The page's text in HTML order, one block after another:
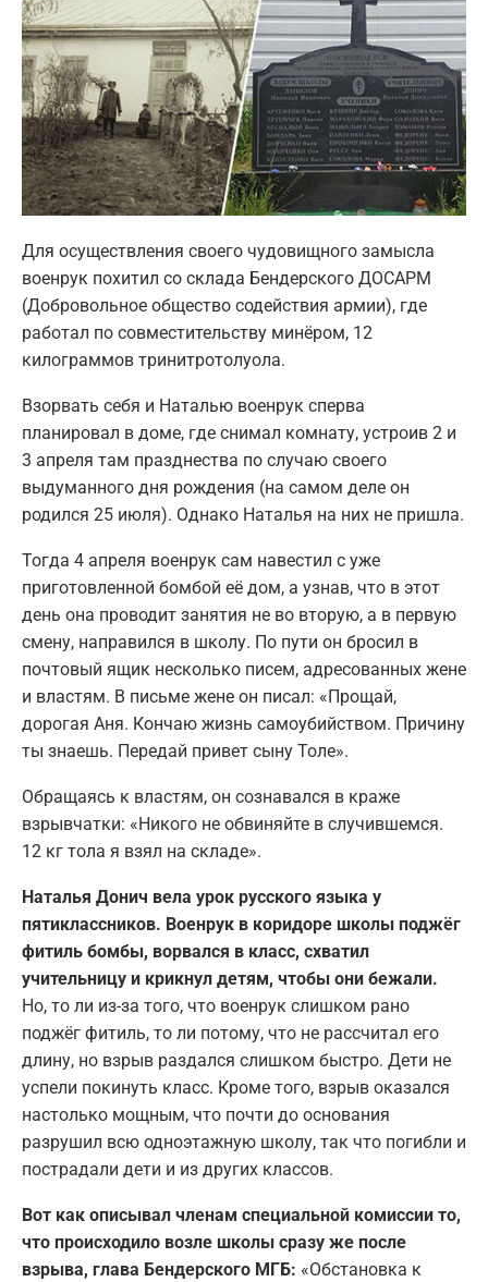
Для осуществления своего чудовищного замысла
военрук похитил со склада Бендерского ДОСАРМ
(Добровольное общество содействия армии), где
работал по совместительству минёром, 12
килограммов тринитротолуола.
Взорвать себя и Наталью военрук сперва
планировал в доме, где снимал комнату, устроив 2 и
3 апреля там празднества по случаю своего
выдуманного дня рождения (на самом деле он
родился 25 июля). Однако Наталья на них не пришла.
Тогда 4 апреля военрук сам навестил с уже
приготовленной бомбой её дом, а узнав, что в этот
день она проводит занятия не во вторую, а в первую
смену, направился в школу. По пути он бросил в
почтовый ящик несколько писем, адресованных жене
и властям. В письме жене он писал: «Прощай,
дорогая Аня. Кончаю жизнь самоубийством. Причину
ты знаешь. Передай привет сыну Толе».
Обращаясь к властям, он сознавался в краже
взрывчатки: «Никого не обвиняйте в случившемся.
12 кг тола я взял на складе».
Наталья Донич вела урок русского языка у
пятиклассников. Военрук в коридоре школы поджёг
фитиль бомбы, ворвался в класс, схватил
учительницу и крикнул детям, чтобы они бежали.
Но, то ли из-за того, что военрук слишком рано
поджёг фитиль, то ли потому, что не рассчитал его
длину, но взрыв раздался слишком быстро. Дети не
успели покинуть класс. Кроме того, взрыв оказался
настолько мощным, что почти до основания
разрушил всю одноэтажную школу, так что погибли и
пострадали дети и из других классов.
Вот как описывал членам специальной комиссии то,
что происходило возле школы сразу же после
взрыва, глава Бендерского МГБ: «Обстановка к